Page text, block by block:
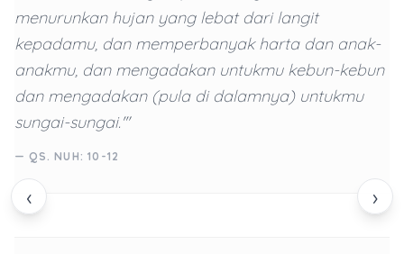
‹ ›
menurunkan hujan yang lebat dari langit
kepadamu, dan memperbanyak harta dan anak-
anakmu, dan mengadakan untukmu kebun-kebun
dan mengadakan (pula di dalamnya) untukmu
sungai-sungai.'"
— QS. NUH: 10-12